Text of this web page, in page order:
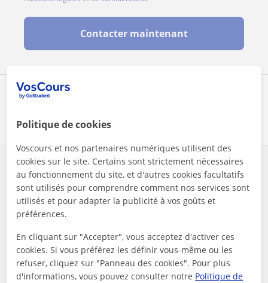
Partagez ce professeur
Contacter maintenant
Des problèmes avec ce profil ?Signalez-le
Vos cours particuliers Comptabilité
Namur
mise à niveau en comptabilité du secondaire à haute ecole. a...
Autres profs de Comptabilité à Namur
susceptibles de vous intéresser
Politique de cookies
Voscours et nos partenaires numériques utilisent des
cookies sur le site. Certains sont strictement nécessaires
au fonctionnement du site, et d'autres cookies facultatifs
sont utilisés pour comprendre comment nos services sont
utilisés et pour adapter la publicité à vos goûts et
préférences.
En cliquant sur "Accepter", vous acceptez d'activer ces
cookies. Si vous préférez les définir vous-même ou les
refuser, cliquez sur "Panneau des cookies". Pour plus
d'informations, vous pouvez consulter notre Politique de